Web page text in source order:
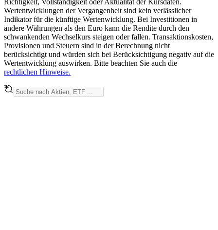
Wertentwicklungen der Vergangenheit sind kein verlässlicher
Indikator für die künftige Wertenwicklung. Bei Investitionen in
andere Währungen als den Euro kann die Rendite durch den
schwankenden Wechselkurs steigen oder fallen. Transaktionskosten,
Provisionen und Steuern sind in der Berechnung nicht
berücksichtigt und würden sich bei Berücksichtigung negativ auf die
Wertentwicklung auswirken. Bitte beachten Sie auch die
rechtlichen Hinweise.